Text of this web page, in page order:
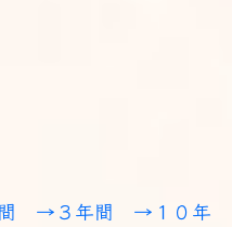
→３年間 →１０年